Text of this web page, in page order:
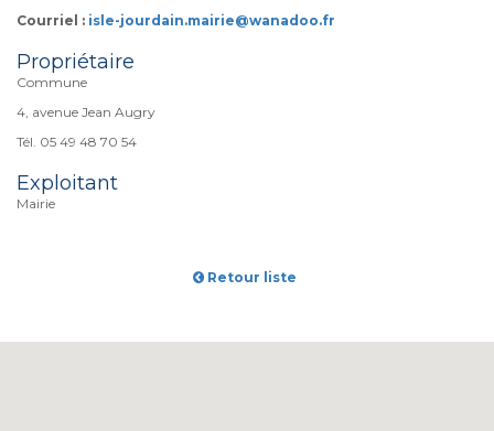
Courriel : isle-jourdain.mairie@wanadoo.fr
Propriétaire
Commune
4, avenue Jean Augry
Tél. 05 49 48 70 54
Exploitant
Mairie
Retour liste